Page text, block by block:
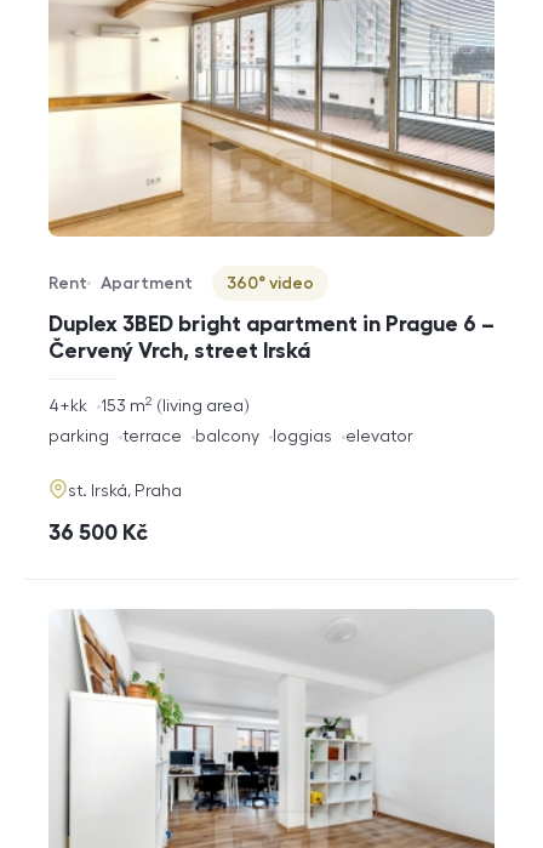
Duplex 3BED bright apartment in Prague 6 –
Červený Vrch, street Irská
Offer type
Rent
Property type
Apartment
Virtuální prohlídka
360° video
rozměry
4+kk living area
153 m2
funkce
parking terrace balcony loggias elevator
adresa
st. Irská, Praha
cena
36 500 Kč